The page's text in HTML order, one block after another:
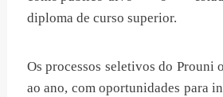
diploma de curso superior.
Os processos seletivos do Prouni
ao ano, com oportunidades para